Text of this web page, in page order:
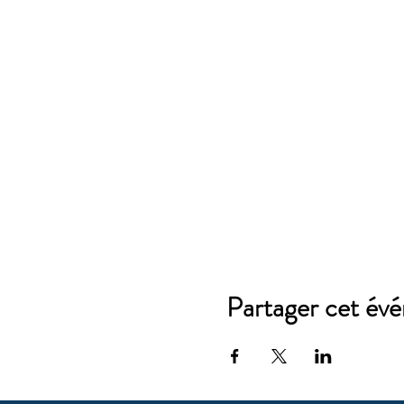
Partager cet